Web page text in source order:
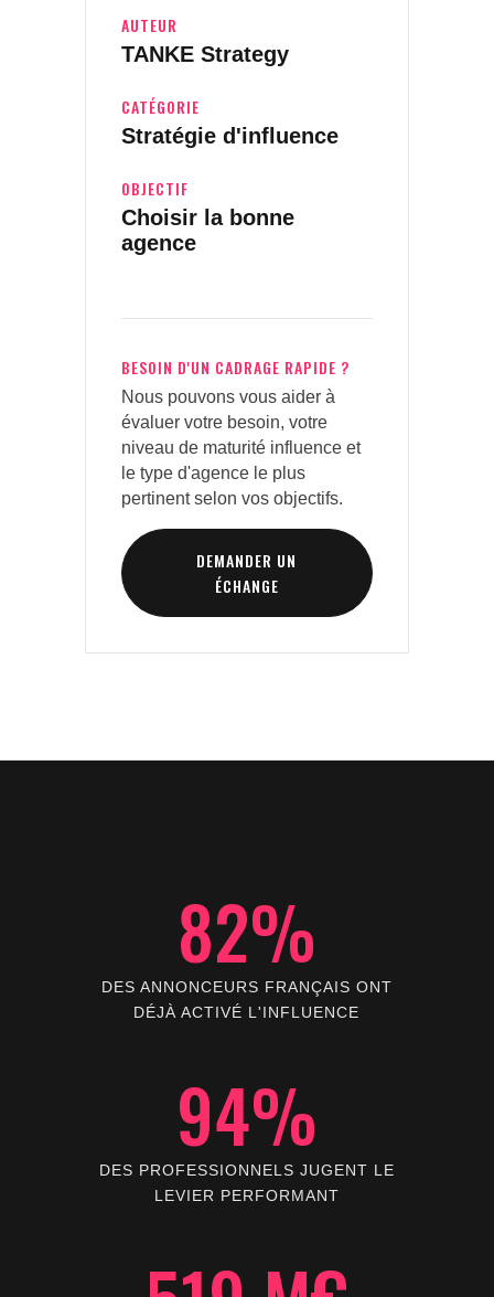
AUTEUR
TANKE Strategy
CATÉGORIE
Stratégie d'influence
OBJECTIF
Choisir la bonne
agence
BESOIN D'UN CADRAGE RAPIDE ?
Nous pouvons vous aider à
évaluer votre besoin, votre
niveau de maturité influence et
le type d'agence le plus
pertinent selon vos objectifs.
DEMANDER UN
ÉCHANGE
82%
DES ANNONCEURS FRANÇAIS ONT
DÉJÀ ACTIVÉ L'INFLUENCE
94%
DES PROFESSIONNELS JUGENT LE
LEVIER PERFORMANT